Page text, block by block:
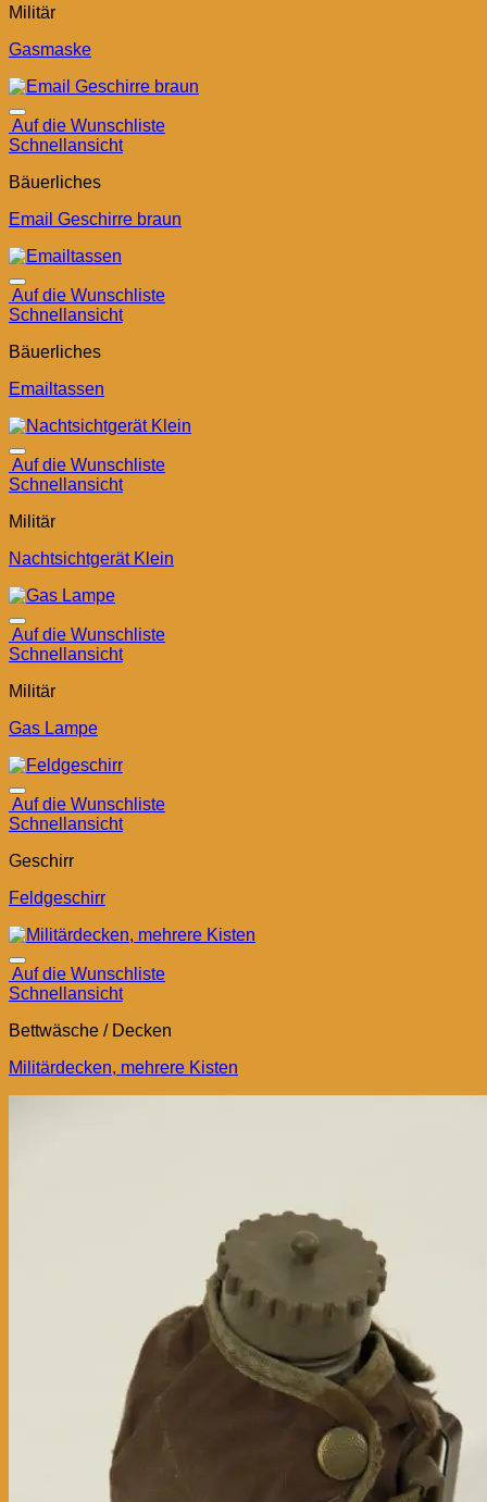
Militär
Gasmaske
Auf die Wunschliste
Schnellansicht
Bäuerliches
Email Geschirre braun
Auf die Wunschliste
Schnellansicht
Bäuerliches
Emailtassen
Auf die Wunschliste
Schnellansicht
Militär
Nachtsichtgerät Klein
Auf die Wunschliste
Schnellansicht
Militär
Gas Lampe
Auf die Wunschliste
Schnellansicht
Geschirr
Feldgeschirr
Auf die Wunschliste
Schnellansicht
Bettwäsche / Decken
Militärdecken, mehrere Kisten